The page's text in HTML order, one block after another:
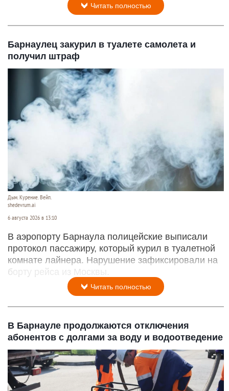
Читать полностью
Барнаулец закурил в туалете самолета и
получил штраф
Дым. Курение. Вейп.
shedevrum.ai
6 августа 2026 в 13:10
В аэропорту Барнаула полицейские выписали
протокол пассажиру, который курил в туалетной
комнате лайнера. Нарушение зафиксировали на
борту рейса из Москвы.
Читать полностью
В Барнауле продолжаются отключения
абонентов с долгами за воду и водоотведение